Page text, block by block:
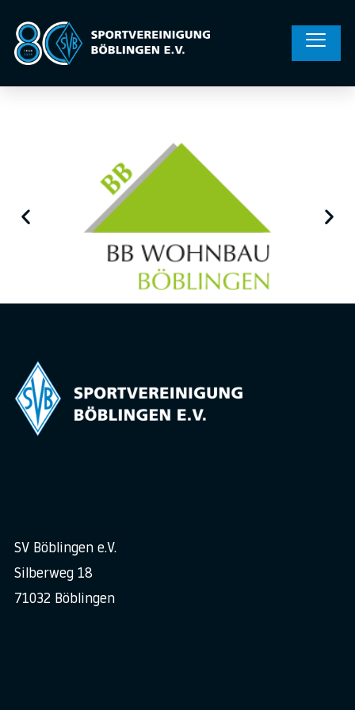
SV Böblingen e.V.
Silberweg 18
71032 Böblingen